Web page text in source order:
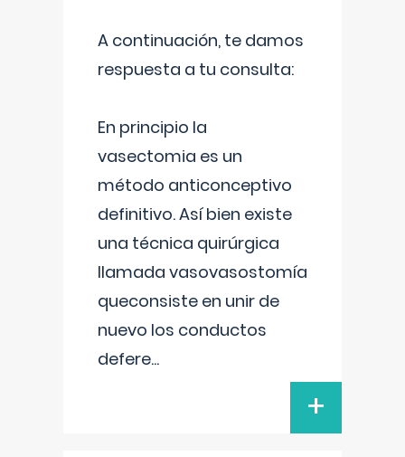
A continuación, te damos
respuesta a tu consulta:
En principio la
vasectomia es un
método anticonceptivo
definitivo. Así bien existe
una técnica quirúrgica
llamada vasovasostomía
queconsiste en unir de
nuevo los conductos
defere...
+